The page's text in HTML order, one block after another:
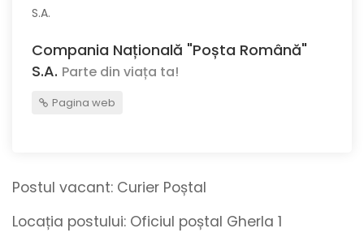
Compania Națională "Poșta Română"
S.A. Parte din viața ta!
Pagina web
Postul vacant: Curier Poștal
Locația postului: Oficiul poștal Gherla 1